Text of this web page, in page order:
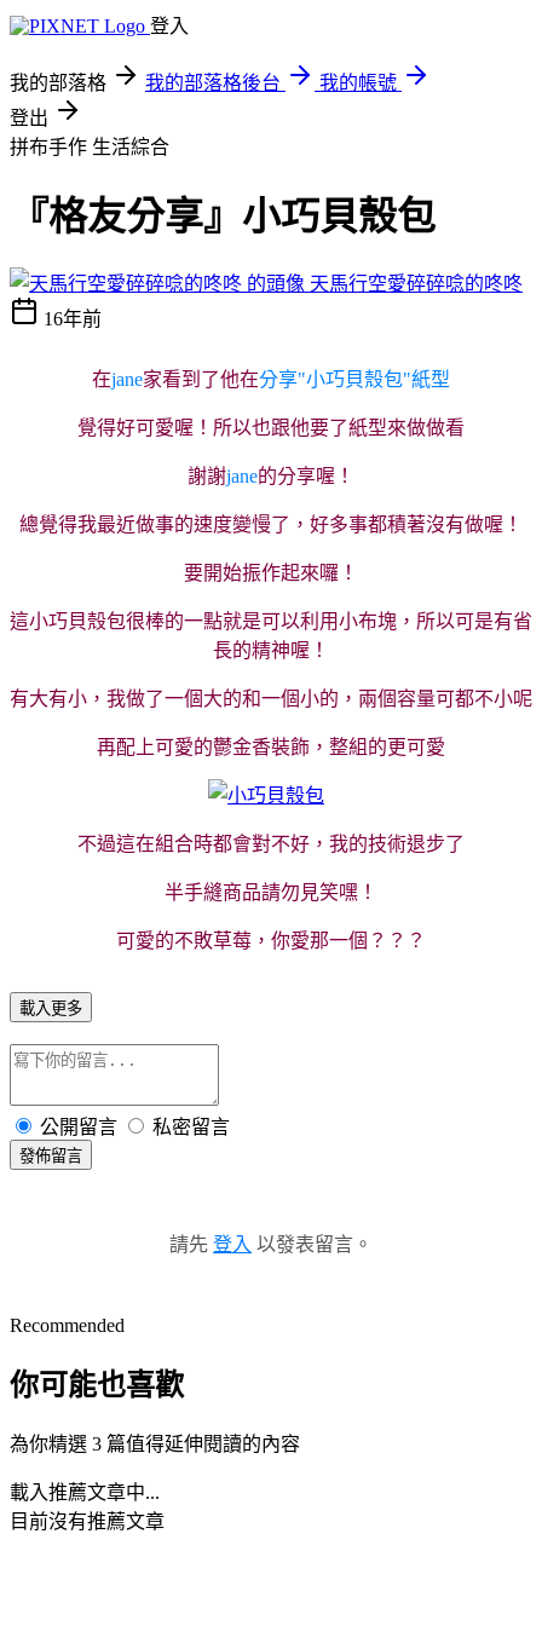
登入
我的部落格 我的部落格後台
我的帳號
登出
拼布手作 生活綜合
『格友分享』小巧貝殼包
天馬行空愛碎碎唸的咚咚
16年前
在jane家看到了他在分享"小巧貝殼包"紙型
覺得好可愛喔！所以也跟他要了紙型來做做看
謝謝jane的分享喔！
總覺得我最近做事的速度變慢了 ，好多事都積著沒有做喔！
要開始振作起來囉！
這小巧貝殼包很棒的一點就是可以利用小布塊，所以可是有省
長的精神喔！
有大有小，我做了一個大的和一個小的，兩個容量可都不小呢
再配上可愛的鬱金香裝飾，整組的更可愛
不過這在組合時都會對不好，我的技術退步了
半手縫商品請勿見笑嘿！
可愛的不敗草莓，你愛那一個？？？
載入更多
公開留言 私密留言
發佈留言
請先 登入 以發表留言。
Recommended
你可能也喜歡
為你精選 3 篇值得延伸閱讀的內容
載入推薦文章中...
目前沒有推薦文章